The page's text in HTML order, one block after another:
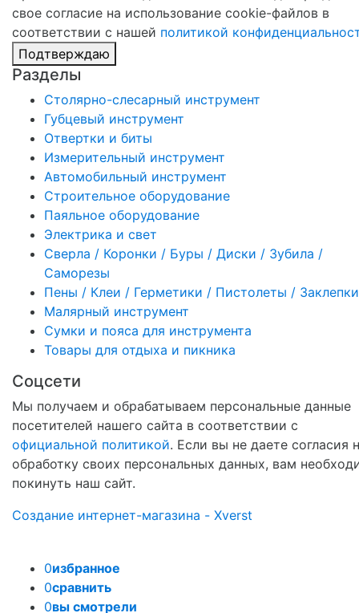
свое согласие на использование cookie-файлов в
соответствии с нашей политикой
Подтверждаю
Разделы
Столярно-слесарный инструмент
Губцевый инструмент
Отвертки и биты
Измерительный инструмент
Автомобильный инструмент
Строительное оборудование
Паяльное оборудование
Электрика и свет
Сверла / Коронки / Буры / Диски / Зубила /
Саморезы
Пены / Клеи / Герметики / Пистолеты / Заклепки
Малярный инструмент
Сумки и пояса для инструмента
Товары для отдыха и пикника
Соцсети
Мы получаем и обрабатываем персональные данные
посетителей нашего сайта в соответствии с
официальной политикой. Если вы не даете согласия
обработку своих персональных данных, вам
покинуть наш сайт.
Создание интернет-магазина - Xverst
0избранное
0сравнить
0вы смотрели